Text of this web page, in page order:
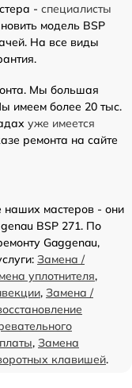
- специалисты
модель BSP
На все виды
Мы большая
имеем более 20 тыс.
уже имеется
ремонта на сайте
наших мастеров - они
BSP 271. По
Gaggenau,
Замена /
уплотнителя,
, Замена /
, Замена
клавишей.